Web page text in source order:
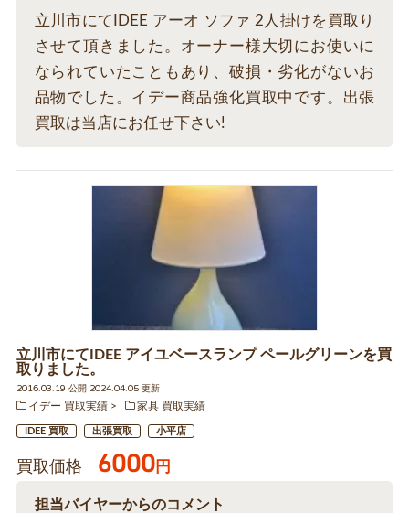
立川市にてIDEE アーオ ソファ 2人掛けを買取り
させて頂きました。オーナー様大切にお使いに
なられていたこともあり、破損・劣化がないお
品物でした。イデー商品強化買取中です。出張
買取は当店にお任せ下さい!
立川市にてIDEE アイユベースランプ ペールグリーンを買
取りました。
2016.03.19 公開 2024.04.05 更新
イデー 買取実績
家具 買取実績
IDEE 買取 出張買取 小平店
買取価格 6000円
担当バイヤーからのコメント